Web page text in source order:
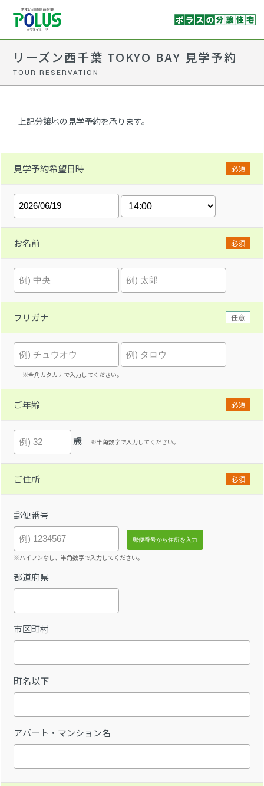
リーズン西千葉 TOKYO BAY 見学予約
TOUR RESERVATION
上記分譲地の見学予約を承ります。
見学予約希望日時 必須
お名前 必須
フリガナ 任意
※全角カタカナで入力してください。
ご年齢 必須
歳 ※半角数字で入力してください。
ご住所 必須
郵便番号
※ハイフンなし、半角数字で入力してください。
都道府県
市区町村
町名以下
アパート・マンション名